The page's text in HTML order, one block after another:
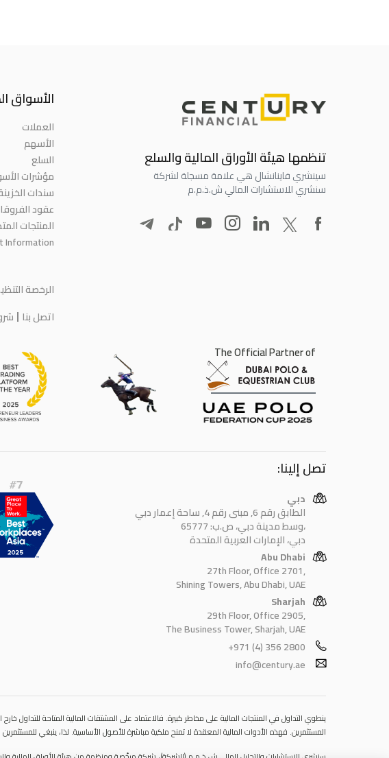
تنظمها هيئة الأوراق المالية والسلع
سينشري فاينانشال هي علامة مسجلة لشركة
سنشري للاستشارات المالي ش.ذ.م.م
الأسواق
العملات
الأسهم
السلع
مؤشرات
سندات
عقود
المنتجات
Information
الرخصة
اتصل بنا
The Official Partner of
تصل إلينا:
دبي
الطابق رقم 6, مبنى رقم 4, ساحة إعمار دبي
وسط مدينة دبي، ص.ب: 65777،
دبي، الإمارات العربية المتحدة
Abu Dhabi
27th Floor, Office 2701,
Shining Towers, Abu Dhabi, UAE
Sharjah
29th Floor, Office 2905,
The Business Tower, Sharjah, UAE
+971 (4) 356 2800
info@century.ae
ينطوي التداول في المنتجات المالية على مخاطر كبيرة. فالاعتماد على المشتقات المالية المتاحة للتداول
المستثمرين. فهذه الأدوات المالية المعقدة لا تمنح ملكية مباشرة للأصول الأساسية. لذا، ينبغي